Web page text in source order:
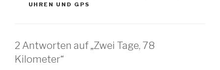
UHREN UND GPS
2 Antworten auf „Zwei Tage, 78
Kilometer“